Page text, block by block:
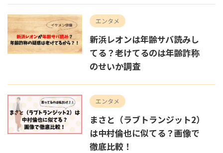
エンタメ
新浜レオンは年齢サバ読みし
てる？老けてるのは年齢詐称
のせいか調査
エンタメ
まさと（ラブトランジット2）
は中村倫也に似てる？画像で
徹底比較！